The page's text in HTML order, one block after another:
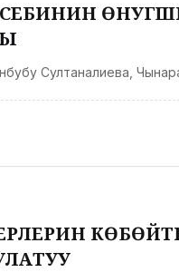
Султаналиева